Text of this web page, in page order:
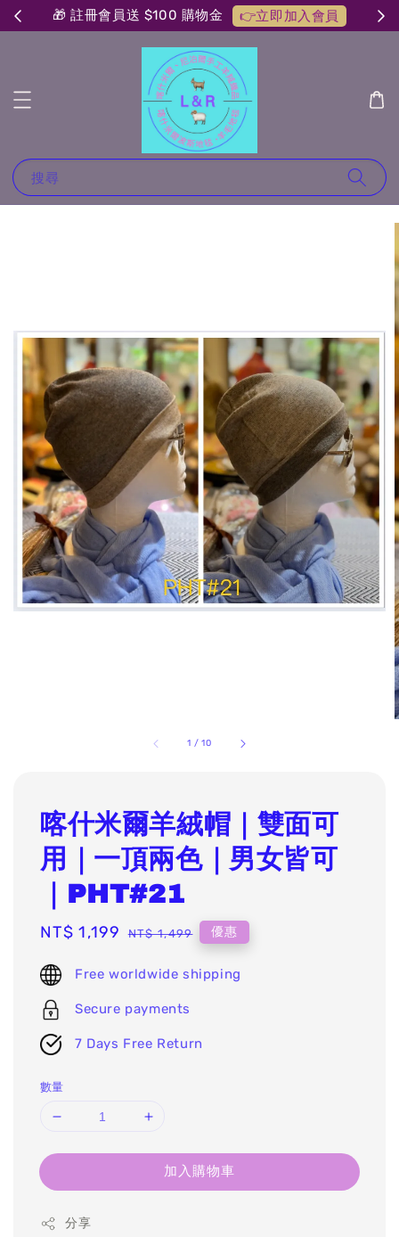
🎁 註冊會員送 $100 購物金 👉立即加入會員
搜尋
1 /10
喀什米爾羊絨帽｜雙面可
用｜一頂兩色｜男女皆可
｜PHT#21
Sale
NT$ 1,199 Regular
NT$ 1,499 優惠
Free worldwide shipping
Secure payments
7 Days Free Return
數量
加入購物車
分享